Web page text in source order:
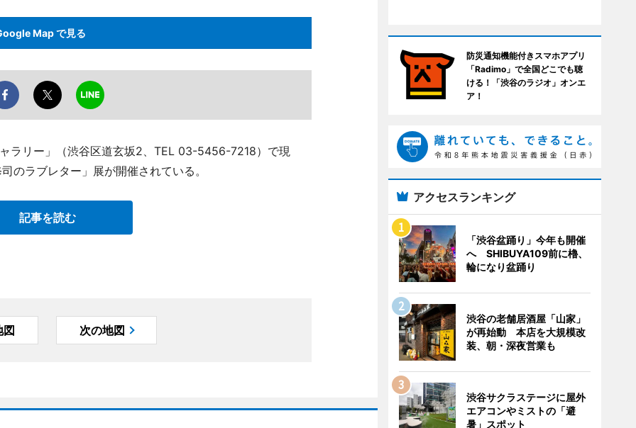
Map で見る
ラリー」（渋谷区道玄坂2、TEL 03-5456-7218）で現
のラブレター」展が開催されている。
記事を読む
図 次の地図
防災通知機能付きスマホアプリ
「Radimo」で全国どこでも聴
ける！「渋谷のラジオ」オンエ
ア！
アクセスランキング
「渋谷盆踊り」今年も開催
へ SHIBUYA109前に櫓、
輪になり盆踊り
渋谷の老舗居酒屋「山家」
が再始動 本店を大規模改
装、朝・深夜営業も
渋谷サクラステージに屋外
エアコンやミストの「避
暑」スポット